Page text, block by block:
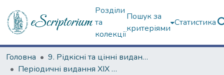
Розділи
та
колекції
Пошук за
критеріями
Статистика
Головна
9. Рідкісні та цінні видання
Періодичні видання ХІХ ст.